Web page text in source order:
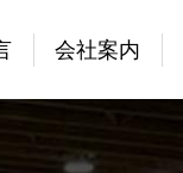
会社案内